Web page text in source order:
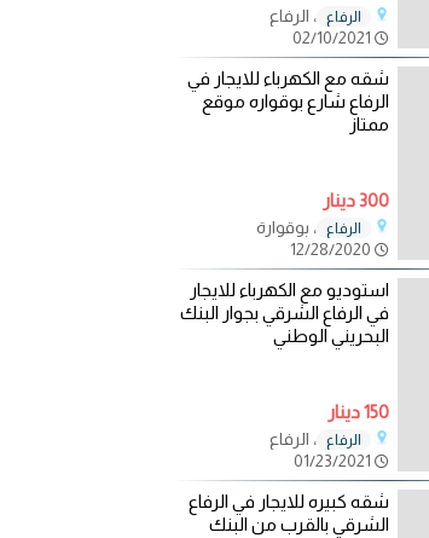
الرفاع
، الرفاع
02/10/2021
شقه مع الكهرباء للايجار في
الرفاع شارع بوقواره موقع
ممتاز
300 دينار
الرفاع
، بوقوارة
12/28/2020
استوديو مع الكهرباء للايجار
في الرفاع الشرقي بجوار البنك
البحريني الوطني
150 دينار
الرفاع
، الرفاع
01/23/2021
شقه كبيره للايجار في الرفاع
الشرقي بالقرب من البنك